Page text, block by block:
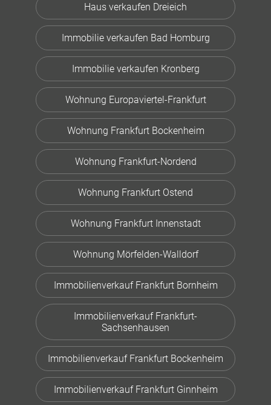
Haus verkaufen Dreieich
Immobilie verkaufen Bad Homburg
Immobilie verkaufen Kronberg
Wohnung Europaviertel-Frankfurt
Wohnung Frankfurt Bockenheim
Wohnung Frankfurt-Nordend
Wohnung Frankfurt Ostend
Wohnung Frankfurt Innenstadt
Wohnung Mörfelden-Walldorf
Immobilienverkauf Frankfurt Bornheim
Immobilienverkauf Frankfurt-
Sachsenhausen
Immobilienverkauf Frankfurt Bockenheim
Immobilienverkauf Frankfurt Ginnheim